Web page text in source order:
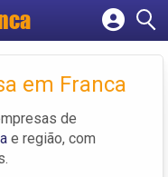
empresa
em Franca
de
e região, com